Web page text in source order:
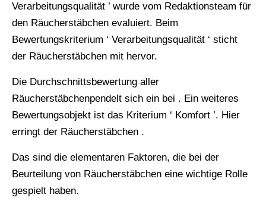
Verarbeitungsqualität ’ wurde vom Redaktionsteam für
den Räucherstäbchen evaluiert. Beim
Bewertungskriterium ‘ Verarbeitungsqualität ‘ sticht
der Räucherstäbchen mit hervor.
Die Durchschnittsbewertung aller
Räucherstäbchenpendelt sich ein bei . Ein weiteres
Bewertungsobjekt ist das Kriterium ‘ Komfort ’. Hier
erringt der Räucherstäbchen .
Das sind die elementaren Faktoren, die bei der
Beurteilung von Räucherstäbchen eine wichtige Rolle
gespielt haben.